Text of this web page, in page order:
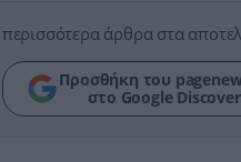
άρθρα στα
Προσθήκη του
στο Google Discover